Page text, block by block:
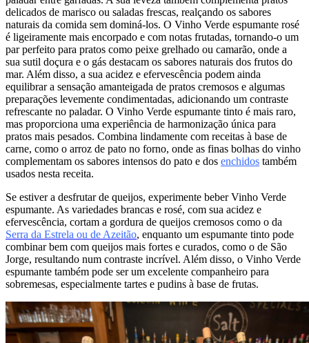
delicados de marisco ou saladas frescas, realçando os sabores
naturais da comida sem dominá-los. O Vinho Verde espumante rosé
é ligeiramente mais encorpado e com notas frutadas, tornando-o um
par perfeito para pratos como peixe grelhado ou camarão, onde a
sua sutil doçura e o gás destacam os sabores naturais dos frutos do
mar. Além disso, a sua acidez e efervescência podem ainda
equilibrar a sensação amanteigada de pratos cremosos e algumas
preparações levemente condimentadas, adicionando um contraste
refrescante no paladar. O Vinho Verde espumante tinto é mais raro,
mas proporciona uma experiência de harmonização única para
pratos mais pesados. Combina lindamente com receitas à base de
carne, como o arroz de pato no forno, onde as finas bolhas do vinho
complementam os sabores intensos do pato e dos enchidos também
usados nesta receita.
Se estiver a desfrutar de queijos, experimente beber Vinho Verde
espumante. As variedades brancas e rosé, com sua acidez e
efervescência, cortam a gordura de queijos cremosos como o da
Serra da Estrela ou de Azeitão, enquanto um espumante tinto pode
combinar bem com queijos mais fortes e curados, como o de São
Jorge, resultando num contraste incrível. Além disso, o Vinho Verde
espumante também pode ser um excelente companheiro para
sobremesas, especialmente tartes e pudins à base de frutas.